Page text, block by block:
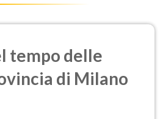
tempo delle
di Milano